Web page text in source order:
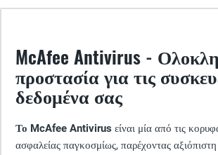
McAfee Antivirus -
προστασία για τις
δεδομένα σας
Το McAfee Antivirus είναι μία από τις
ασφαλείας παγκοσμίως, παρέχοντας